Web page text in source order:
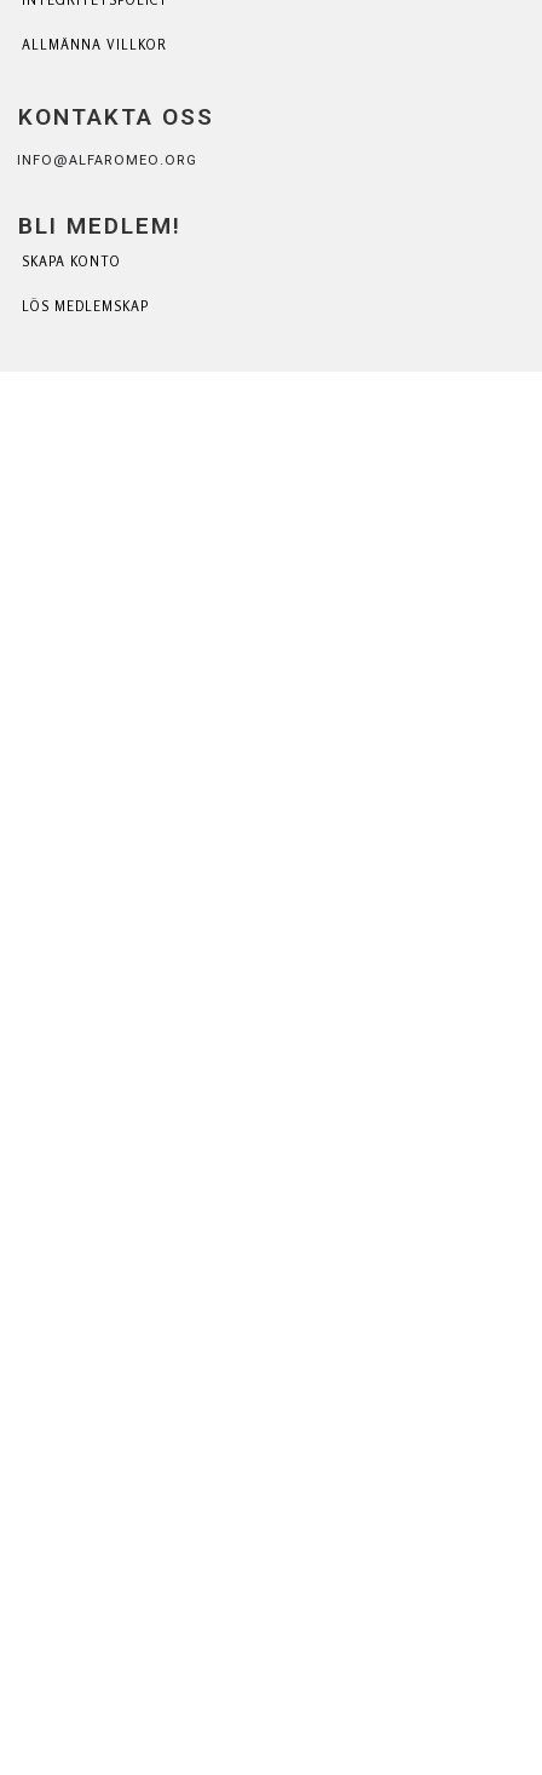
ALLMÄNNA VILLKOR
KONTAKTA OSS
INFO@ALFAROMEO.ORG
BLI MEDLEM!
SKAPA KONTO
LÖS MEDLEMSKAP